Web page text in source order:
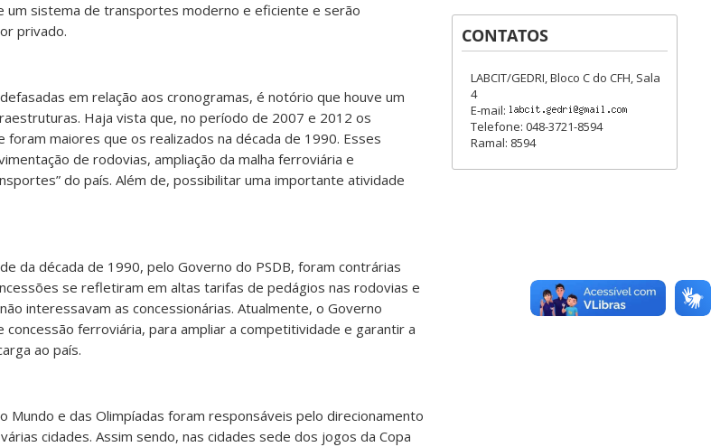
um sistema de transportes moderno e eficiente e serão
privado.
em relação aos cronogramas, é notório que houve um
Haja vista que, no período de 2007 e 2012 os
maiores que os realizados na década de 1990. Esses
de rodovias, ampliação da malha ferroviária e
do país. Além de, possibilitar uma importante atividade
da década de 1990, pelo Governo do PSDB, foram contrárias
se refletiram em altas tarifas de pedágios nas rodovias e
interessavam as concessionárias. Atualmente, o Governo
concessão ferroviária, para ampliar a competitividade e garantir a
ao país.
Mundo e das Olimpíadas foram responsáveis pelo direcionamento
cidades. Assim sendo, nas cidades sede dos jogos da Copa
CONTATOS
LABCIT/GEDRI, Bloco C do CFH, Sala
4
E-mail:
Telefone: 048-3721-8594
Ramal: 8594